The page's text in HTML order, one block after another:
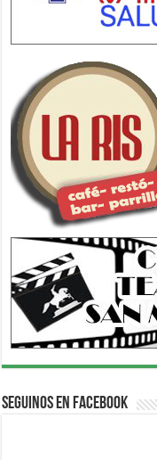
Seguinos en Facebook